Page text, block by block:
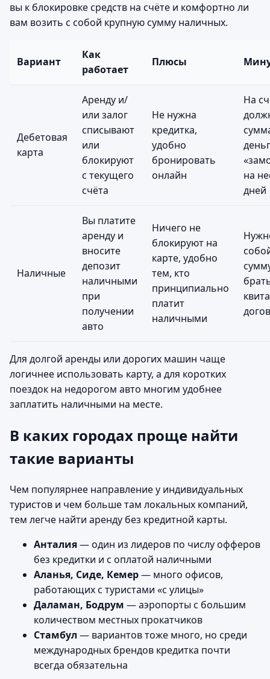
вы к блокировке средств на счёте и комфортно ли
вам возить с собой крупную сумму наличных.
Вариант
Как
работает
Плюсы
Дебетовая
карта
Аренду и/
или залог
списывают
или
блокируют
с текущего
счёта
Не нужна
кредитка,
удобно
бронировать
онлайн
На
на
дней
Наличные
Вы платите
аренду и
вносите
депозит
наличными
при
получении
авто
Ничего не
блокируют на
карте, удобно
тем, кто
принципиально
платит
наличными
Для долгой аренды или дорогих машин чаще
логичнее использовать карту, а для коротких
поездок на недорогом авто многим удобнее
заплатить наличными на месте.
В каких городах проще найти
такие варианты
Чем популярнее направление у индивидуальных
туристов и чем больше там локальных компаний,
тем легче найти аренду без кредитной карты.
Анталия— один из лидеров по числу офферов
без кредитки и с оплатой наличными
Аланья, Сиде, Кемер— много офисов,
работающих с туристами «с улицы»
Даламан, Бодрум — аэропорты с большим
количеством местных прокатчиков
Стамбул — вариантов тоже много, но среди
международных брендов кредитка почти
всегда обязательна